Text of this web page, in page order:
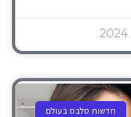
חדשות סלבס בעולם